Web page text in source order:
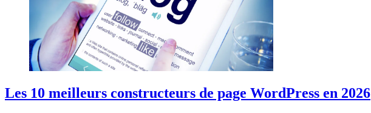
Les 10 meilleurs constructeurs de page WordPress en 2026